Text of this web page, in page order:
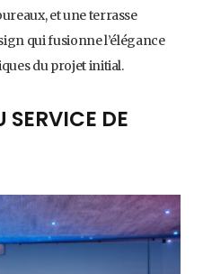
et une terrasse
qui fusionne l’élégance
du projet initial.
SERVICE DE